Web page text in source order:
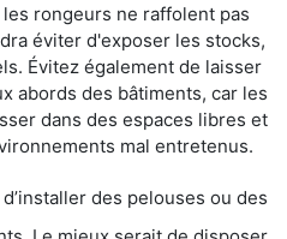
rongeurs ne raffolent pas
éviter d'exposer les stocks,
Évitez également de laisser
abords des bâtiments, car les
dans des espaces libres et
mal entretenus.
des pelouses ou des